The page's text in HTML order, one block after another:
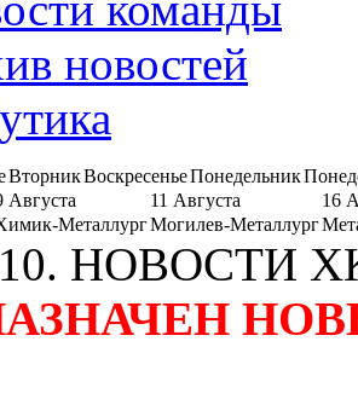
новостей
ВторникВоскресеньеПонедельник
Августа 11 Августа
16
МеталлургМогилев-Металлург
НОВОСТИ